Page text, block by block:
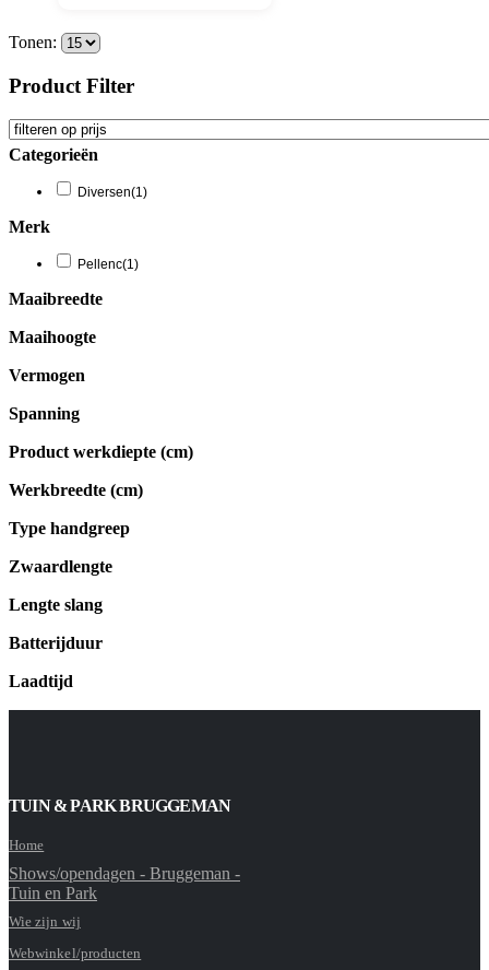
Tonen:
Product Filter
Categorieën
Diversen(1)
Merk
Pellenc(1)
Maaibreedte
Maaihoogte
Vermogen
Spanning
Product werkdiepte (cm)
Werkbreedte (cm)
Type handgreep
Zwaardlengte
Lengte slang
Batterijduur
Laadtijd
TUIN & PARK BRUGGEMAN
Home
Shows/opendagen - Bruggeman -
Tuin en Park
Wie zijn wij
Webwinkel/producten